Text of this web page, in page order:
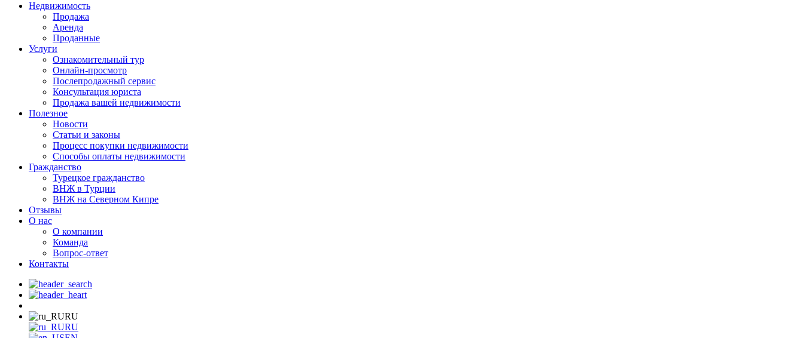
Недвижимость
Продажа
Аренда
Проданные
Услуги
Ознакомительный тур
Онлайн-просмотр
Послепродажный сервис
Консультация юриста
Продажа вашей недвижимости
Полезное
Новости
Статьи и законы
Процесс покупки недвижимости
Способы оплаты недвижимости
Гражданство
Турецкое гражданство
ВНЖ в Турции
ВНЖ на Северном Кипре
Отзывы
О нас
О компании
Команда
Вопрос-ответ
Контакты
RU
RU